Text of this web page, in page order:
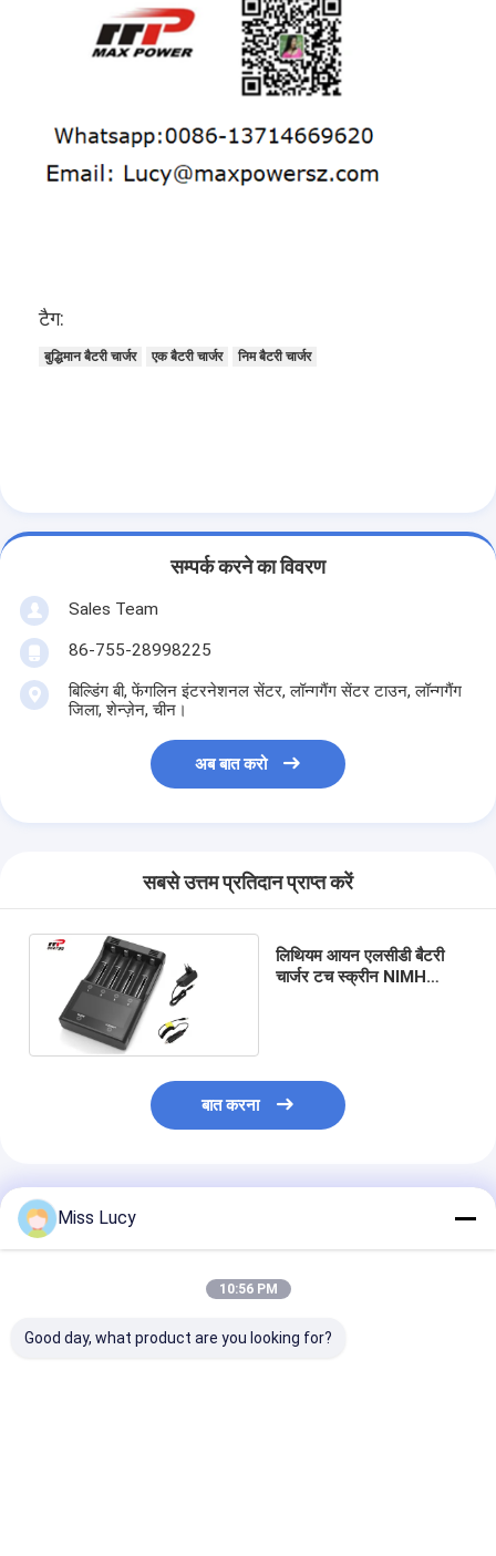
हमारे बारे में
गुणवत्ता नियंत्रण
संपर्क करें
ऊर्जा भंडारण बैटरी
निम बैटरी पैक
रिचार्जेबल फ्लैशलाइट बैटरी
ली Mno2 बैटरी
ली Socl2 बैटरी
हाइब्रिड कार बैटरी
टैग:
बुद्धिमान बैटरी चार्जर एक बैटरी चार्जर निम बैटरी चार्जर
सम्पर्क करने का विवरण
Sales Team
86-755-28998225
बिल्डिंग बी, फेंगलिन इंटरनेशनल सेंटर, लॉन्गगैंग सेंटर टाउन, लॉन्गगैंग
जिला, शेन्ज़ेन, चीन।
अब बात करो
सबसे उत्तम प्रतिदान प्राप्त करें
लिथियम आयन एलसीडी बैटरी
चार्जर टच स्क्रीन NIMH
बात करना
अनुशंसित उत्पाद
Miss Lucy
10:56 PM
Good day, what product are you looking for?